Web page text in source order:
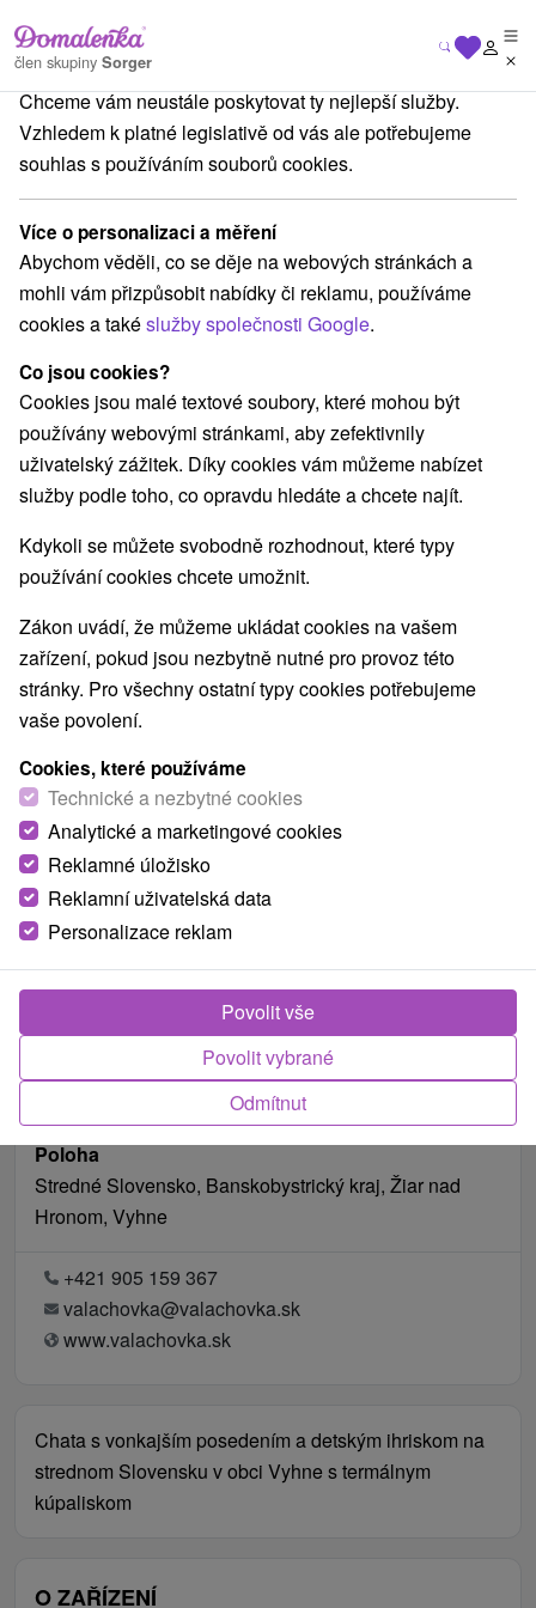
člen skupiny Sorger
Banskobystrický kraj Vyhne Chata Valachovka Vyhne
Chata Valachovka Vyhne
Vyhne
REZERVACE A VÝBĚR POBYTU
Kontaktujte přímo ubytovatele.
Navigovat do místa
O ZAŘÍZENÍ VYBAVENÍ
Poloha
Stredné Slovensko, Banskobystrický kraj, Žiar nad
Hronom, Vyhne
+421 905 159 367
valachovka@valachovka.sk
www.valachovka.sk
Chata s vonkajším posedením a detským ihriskom na
strednom Slovensku v obci Vyhne s termálnym
kúpaliskom
O ZAŘÍZENÍ
Na vašem soukromí nám záleží
Chceme vám neustále poskytovat ty nejlepší služby.
Vzhledem k platné legislativě od vás ale potřebujeme
souhlas s používáním souborů cookies.
Více o personalizaci a měření
Abychom věděli, co se děje na webových stránkách a
mohli vám přizpůsobit nabídky či reklamu, používáme
cookies a takéslužby společnosti Google.
Co jsou cookies?
Cookies jsou malé textové soubory, které mohou být
používány webovými stránkami, aby zefektivnily
uživatelský zážitek. Díky cookies vám můžeme nabízet
služby podle toho, co opravdu hledáte a chcete najít.
Kdykoli se můžete svobodně rozhodnout, které typy
používání cookies chcete umožnit.
Zákon uvádí, že můžeme ukládat cookies na vašem
zařízení, pokud jsou nezbytně nutné pro provoz této
stránky. Pro všechny ostatní typy cookies potřebujeme
vaše povolení.
Cookies, které používáme
Technické a nezbytné cookies
Analytické a marketingové cookies
Reklamné úložisko
Reklamní uživatelská data
Personalizace reklam
Odmítnut
Povolit vybrané
Povolit vše